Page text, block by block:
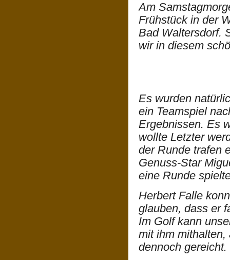
Am
Frühstück in der
Bad Waltersdorf.
wir in diesem
Es wurden
ein Teamspiel
Ergebnissen. Es
wollte Letzter
der Runde trafen
Genuss-Star
eine Runde
Herbert Falle
glauben, dass er
Im Golf kann
mit ihm mithalten,
dennoch gereicht.